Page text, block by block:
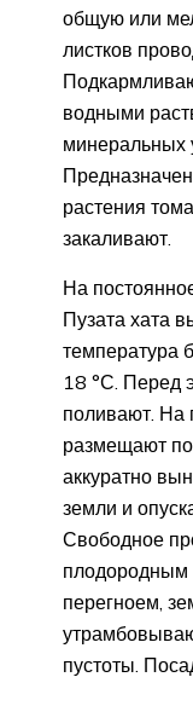
общую или
листков
водными
минеральных
растения
закаливают.
На
Пузата хата
температура
18 °С. Перед
поливают. На
размещают
аккуратно
земли и
Свободное
плодородным
перегноем,
пустоты.